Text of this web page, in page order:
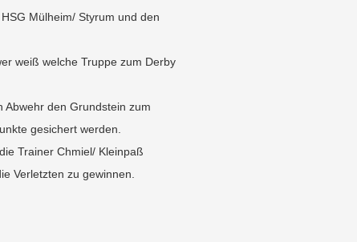
Mülheim/ Styrum und den
weiß welche Truppe zum Derby
Abwehr den Grundstein zum
gesichert werden.
Trainer Chmiel/ Kleinpaß
Verletzten zu gewinnen.